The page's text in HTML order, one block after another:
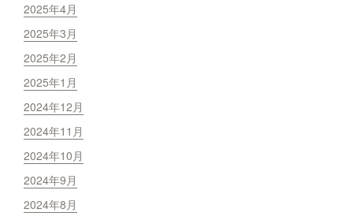
2025年4月
2025年3月
2025年2月
2025年1月
2024年12月
2024年11月
2024年10月
2024年9月
2024年8月